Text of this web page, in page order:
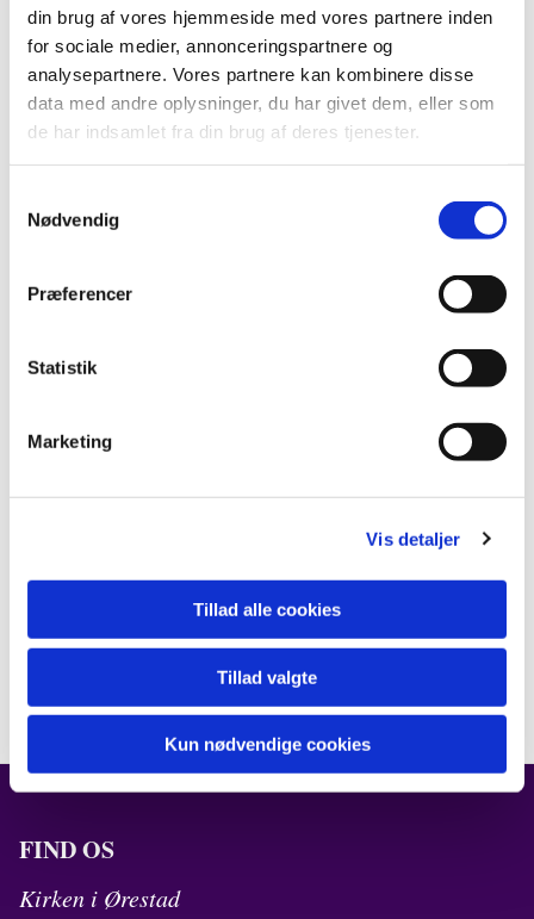
din brug af vores hjemmeside med vores partnere inden
for sociale medier, annonceringspartnere og
analysepartnere. Vores partnere kan kombinere disse
data med andre oplysninger, du har givet dem, eller som
de har indsamlet fra din brug af deres tjenester.
Nødvendig
Præferencer
Statistik
Marketing
Vis detaljer
Tillad alle cookies
Tillad valgte
Kun nødvendige cookies
Du vil måske også kunne
lide...
FIND OS
Kirken i Ørestad